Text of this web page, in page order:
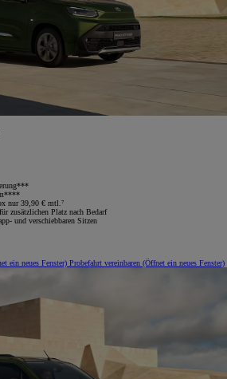
nur 39,90 € mtl.⁷
zusätzlichen Platz nach Bedarf
und verschiebbaren Sitzen
ein neues Fenster) Probefahrt vereinbaren (Öffnet ein neues Fenster)